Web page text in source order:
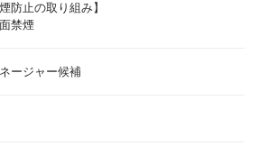
防止の取り組み】
禁煙
ージャー候補